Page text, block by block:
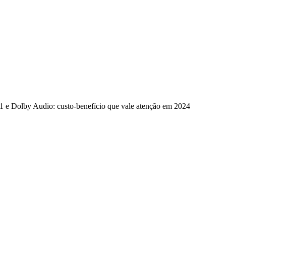
Dolby Audio: custo-benefício que vale atenção em 2024